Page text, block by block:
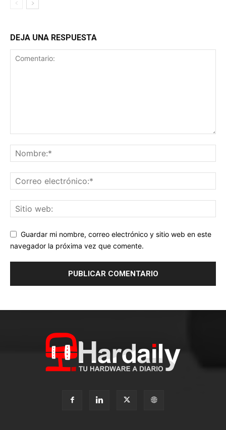
DEJA UNA RESPUESTA
Guardar mi nombre, correo electrónico y sitio web en este
navegador la próxima vez que comente.